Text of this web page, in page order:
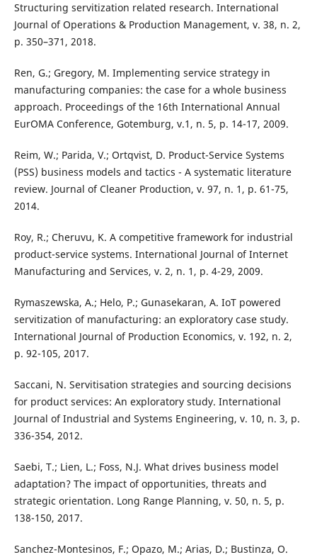
Structuring servitization related research. International
Journal of Operations & Production Management, v. 38, n. 2,
p. 350–371, 2018.
Ren, G.; Gregory, M. Implementing service strategy in
manufacturing companies: the case for a whole business
approach. Proceedings of the 16th International Annual
EurOMA Conference, Gotemburg, v.1, n. 5, p. 14-17, 2009.
Reim, W.; Parida, V.; Ortqvist, D. Product-Service Systems
(PSS) business models and tactics - A systematic literature
review. Journal of Cleaner Production, v. 97, n. 1, p. 61-75,
2014.
Roy, R.; Cheruvu, K. A competitive framework for industrial
product-service systems. International Journal of Internet
Manufacturing and Services, v. 2, n. 1, p. 4-29, 2009.
Rymaszewska, A.; Helo, P.; Gunasekaran, A. IoT powered
servitization of manufacturing: an exploratory case study.
International Journal of Production Economics, v. 192, n. 2,
p. 92-105, 2017.
Saccani, N. Servitisation strategies and sourcing decisions
for product services: An exploratory study. International
Journal of Industrial and Systems Engineering, v. 10, n. 3, p.
336-354, 2012.
Saebi, T.; Lien, L.; Foss, N.J. What drives business model
adaptation? The impact of opportunities, threats and
strategic orientation. Long Range Planning, v. 50, n. 5, p.
138-150, 2017.
Sanchez-Montesinos, F.; Opazo, M.; Arias, D.; Bustinza, O.